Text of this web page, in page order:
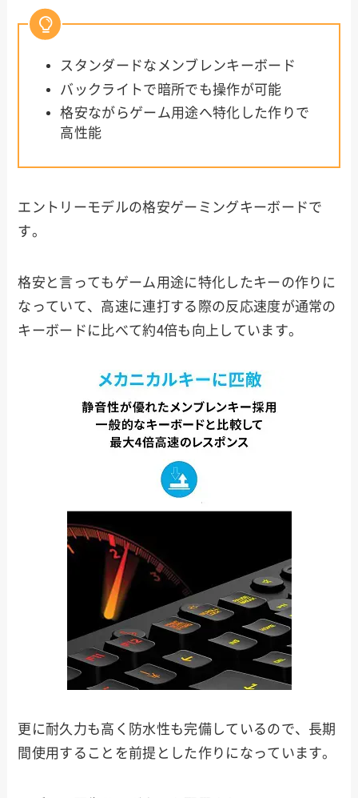
スタンダードなメンブレンキーボード
バックライトで暗所でも操作が可能
格安ながらゲーム用途へ特化した作りで
高性能
エントリーモデルの格安ゲーミングキーボードで
す。
格安と言ってもゲーム用途に特化したキーの作りに
なっていて、高速に連打する際の反応速度が通常の
キーボードに比べて約4倍も向上しています。
更に耐久力も高く防水性も完備しているので、長期
間使用することを前提とした作りになっています。